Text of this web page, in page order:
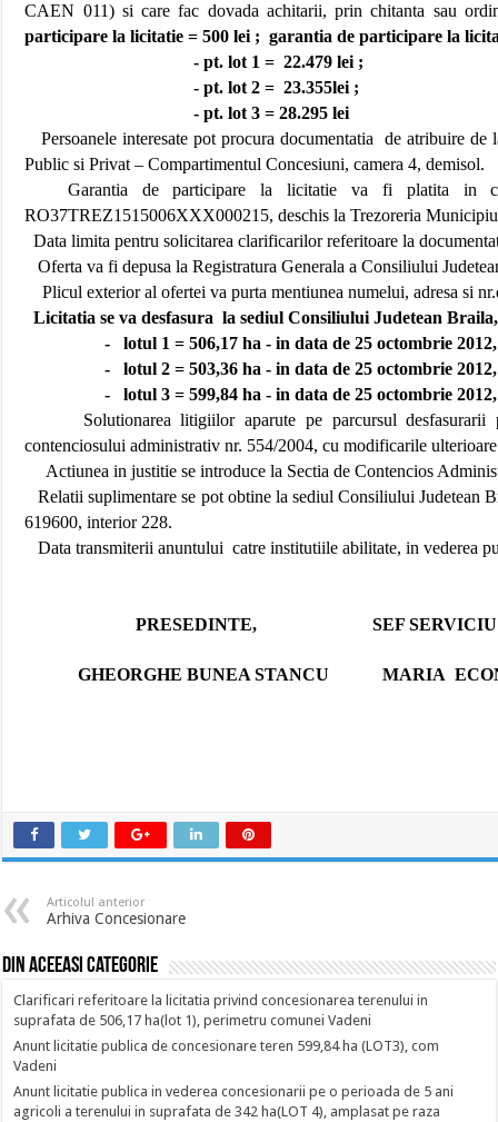
CAEN 011) si care fac dovada achitarii, prin chitanta sau
participare la licitatie = 500 lei ; garantia de participare la
- pt. lot 1 = 22.479 lei ;
- pt. lot 2 = 23.355lei ;
- pt. lot 3 = 28.295 lei
Persoanele interesate pot procura documentatia
de atribuire de
Public si Privat – Compartimentul Concesiuni, camera 4, demisol.
Garantia de participare la licitatie va fi platita in
RO37TREZ1515006XXX000215, deschis la Trezoreria
Data limita pentru solicitarea clarificarilor referitoare la
Oferta va fi depusa la Registratura Generala a Consiliului
Plicul exterior al ofertei va purta mentiunea numelui, adresa si
Licitatia se va desfasura la sediul Consiliului Judetean
-
lotul 1 = 506,17 ha -in data de 25 octombrie
-
lotul 2 = 503,36 ha -in data de 25 octombrie
-
lotul 3 = 599,84 ha -in data de 25 octombrie
Solutionarea litigiilor aparute pe parcursul
contenciosului administrativ nr. 554/2004, cu modificarile
Actiunea in justitie se introduce la Sectia de Contencios
Relatii suplimentare se pot obtine la sediul Consiliului Judetean
619600, interior 228.
Data transmiterii anuntului catre institutiile abilitate, in vederea
PRESEDINTE, SEF SERVICIU
GHEORGHE BUNEA STANCU MARIA
Articolul anterior
Arhiva Concesionare
Din aceeasi categorie
Clarificari referitoare la licitatia privind concesionarea terenului in
suprafata de 506,17 ha(lot 1), perimetru comunei Vadeni
Anunt licitatie publica de concesionare teren 599,84 ha (LOT3), com
Vadeni
Anunt licitatie publica in vederea concesionarii pe o perioada de 5 ani
agricoli a terenului in suprafata de 342 ha(LOT 4), amplasat pe raza